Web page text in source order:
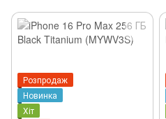
Розпродаж
Новинка
Хіт